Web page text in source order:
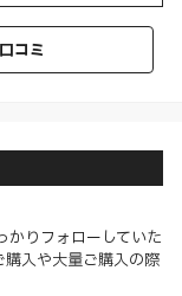
コミ
かりフォローしていた
購入や大量ご購入の際